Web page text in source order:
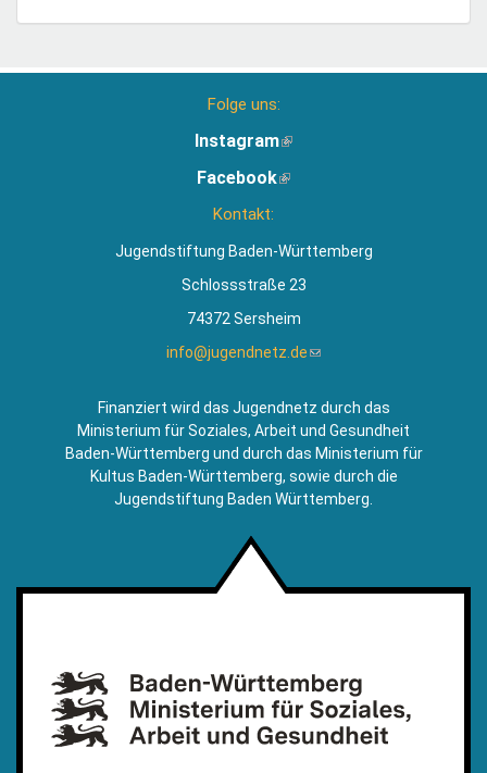
Folge uns:
Instagram(Link
extern)
Facebook(Link
Kontakt:
Jugendstiftung Baden-Württemberg
Schlossstraße 23
74372 Sersheim
info@jugendnetz.de(Link
Mail)
Finanziert wird das Jugendnetz durch das
Ministerium für Soziales, Arbeit und Gesundheit
Baden-Württemberg und durch das Ministerium für
Kultus Baden-Württemberg, sowie durch die
Jugendstiftung Baden Württemberg.